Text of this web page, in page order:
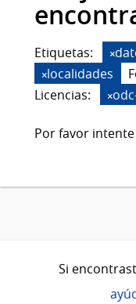
Etiquetas:
localidades
Licencias:
Por favor
Si